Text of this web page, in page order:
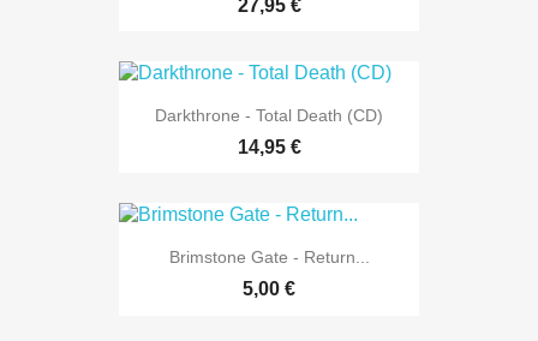
27,95 €
Darkthrone - Total Death (CD)
14,95 €
Brimstone Gate - Return...
5,00 €